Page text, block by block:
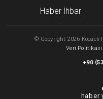
Haber İhbar
© Copyright 2026 Kocaeli
Veri Politikası
+90 (
haber